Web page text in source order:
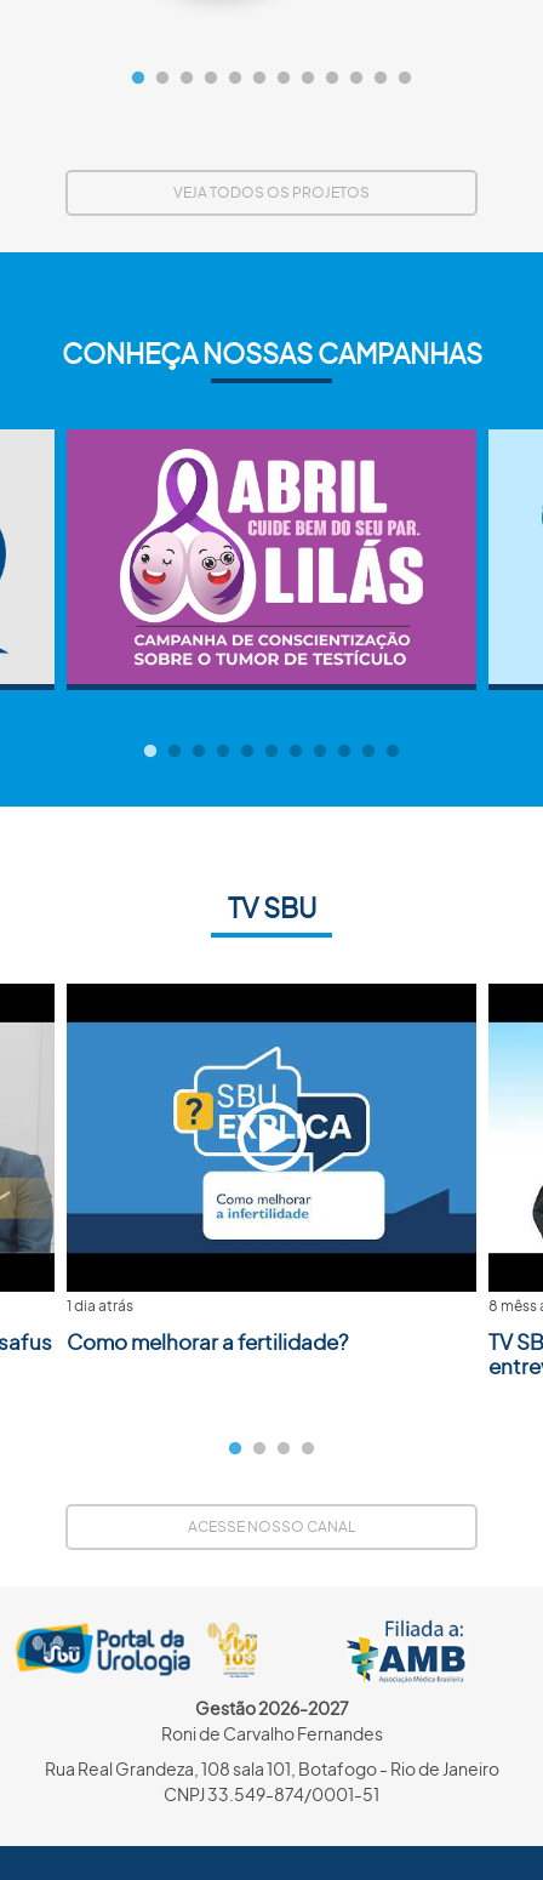
VEJA TODOS OS PROJETOS
CONHEÇA NOSSAS CAMPANHAS
TV SBU
1 dia atrás
Como melhorar a fertilidade?
8 mêss
TV
ACESSE NOSSO CANAL
Gestão 2026-2027
Roni de Carvalho Fernandes
Rua Real Grandeza, 108 sala 101, Botafogo - Rio de Janeiro
CNPJ 33.549-874/0001-51